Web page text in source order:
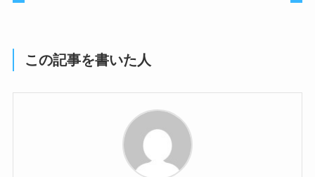
この記事を書いた人